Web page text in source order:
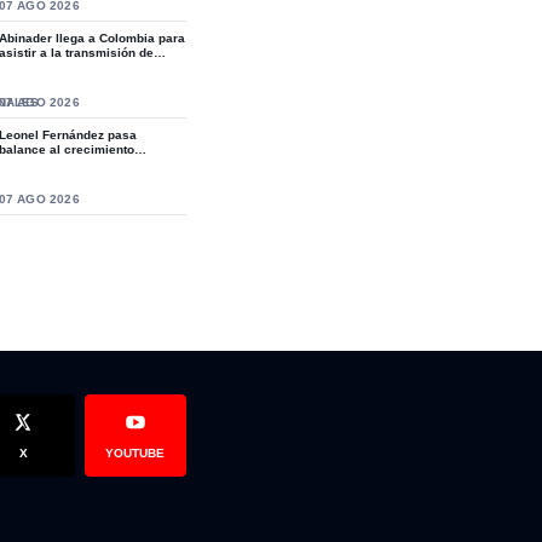
en Moca, propiedad de Alexandra Ureña.
Ejecutiva del Fondo Nacional para Medio Ambiente y
AGO 2026
Abinader llega a Colombia para
asistir a la transmisión de
AGO 2026
Leonel Fernández pasa
balance al crecimiento
AGO 2026
X YOUTUBE